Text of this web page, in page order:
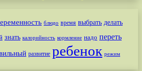
блюдо время выбрать делать
знать калорийность кормление надо переть
развитие ребенок режим